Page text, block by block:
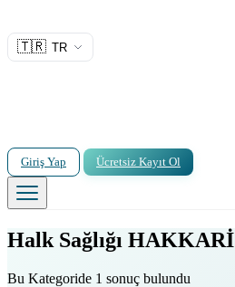
🇹🇷 TR
Giriş Yap Ücretsiz Kayıt Ol
Halk Sağlığı HAKKARİ
Bu Kategoride 1 sonuç bulundu